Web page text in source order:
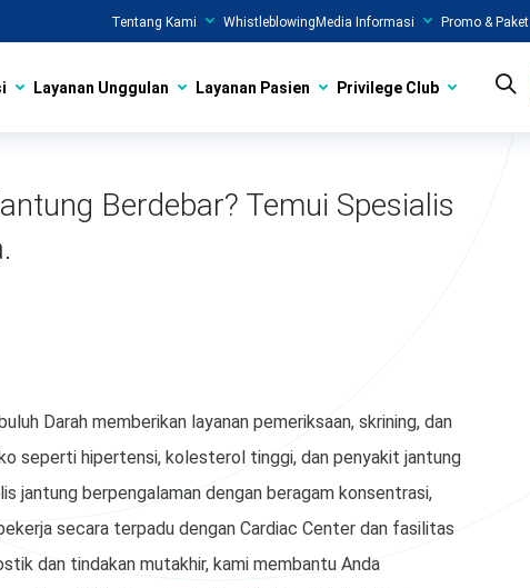
Tentang Kami Whistleblowing Media Informasi Promo & Paket
Layanan Unggulan Layanan Pasien Privilege Club
Berdebar? Temui Spesialis
Darah memberikan layanan pemeriksaan, skrining, dan
seperti hipertensi, kolesterol tinggi, dan penyakit jantung
jantung berpengalaman dengan beragam konsentrasi,
secara terpadu dengan Cardiac Center dan fasilitas
dan tindakan mutakhir, kami membantu Anda